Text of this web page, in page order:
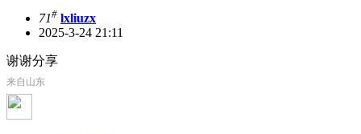
71# lxliuzx
2025-3-24 21:11
谢谢分享
来自山东